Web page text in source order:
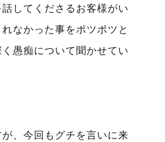
してくださるお客様がい
なかった事をポツポツと
愚痴について聞かせてい
、今回もグチを言いに来